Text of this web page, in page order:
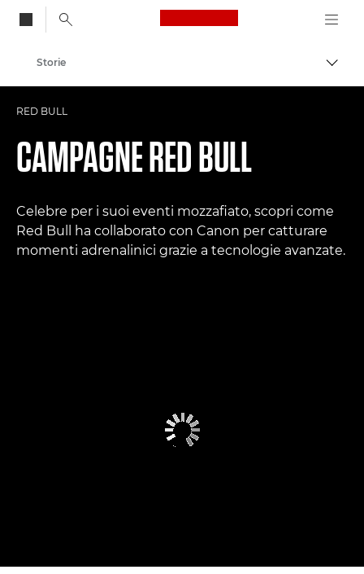
Canon Logo, back
Storie
RED BULL
CAMPAGNE RED BULL
Celebre per i suoi eventi mozzafiato, scopri come
Red Bull ha collaborato con Canon per catturare
momenti adrenalinici grazie a tecnologie avanzate.